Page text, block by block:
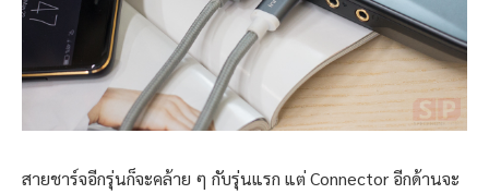
สายชาร์จอีกรุ่นก็จะคล้าย ๆ กับรุ่นแรก แต่ Connector อีกด้านจะ